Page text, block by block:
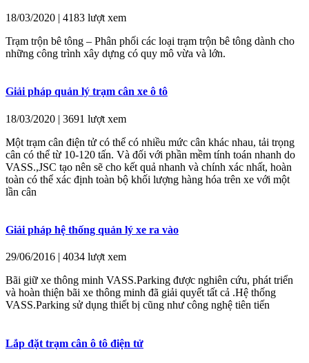
18/03/2020 | 4183 lượt xem
Trạm trộn bê tông – Phân phối các loại trạm trộn bê tông dành cho
những công trình xây dựng có quy mô vừa và lớn.
Giải pháp quản lý trạm cân xe ô tô
18/03/2020 | 3691 lượt xem
Một trạm cân điện tử có thể có nhiều mức cân khác nhau, tải trọng
cân có thể từ 10-120 tấn. Và đối với phần mềm tính toán nhanh do
VASS.,JSC tạo nên sẽ cho kết quả nhanh và chính xác nhất, hoàn
toàn có thể xác định toàn bộ khối lượng hàng hóa trên xe với một
lần cân
Giải pháp hệ thống quản lý xe ra vào
29/06/2016 | 4034 lượt xem
Bãi giữ xe thông minh VASS.Parking được nghiên cứu, phát triển
và hoàn thiện bãi xe thông minh đã giải quyết tất cả .Hệ thống
VASS.Parking sử dụng thiết bị cũng như công nghệ tiên tiến
Lắp đặt trạm cân ô tô điện tử